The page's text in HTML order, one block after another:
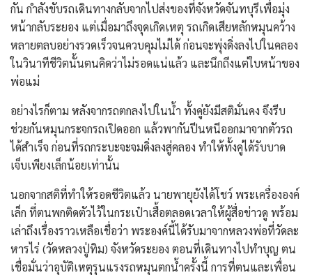
กัน กำลังขับรถเดินทางกลับจากไปส่งของที่จังหวัดจันทบุรีเพื่อมุ่ง
หน้ากลับระยอง แต่เมื่อมาถึงจุดเกิดเหตุ รถเกิดเสียหลักหมุนคว้าง
หลายตลบอย่างรวดเร็วจนควบคุมไม่ได้ ก่อนจะพุ่งดิ่งลงไปในคลอง
ในวินาทีชีวิตนั้นตนคิดว่าไม่รอดแน่แล้ว และนึกถึงแต่ใบหน้าของ
พ่อแม่
​อย่างไรก็ตาม หลังจากรถตกลงไปในน้ำ ทั้งคู่ยังมีสติมั่นคง จึงรีบ
ช่วยกันหมุนกระจกรถเปิดออก แล้วพากันปีนหนีออกมาจากตัวรถ
ได้สำเร็จ ก่อนที่รถกระบะจะจมดิ่งลงสู่คลอง ทำให้ทั้งคู่ได้รับบาด
เจ็บเพียงเล็กน้อยเท่านั้น
​นอกจากสติที่ทำให้รอดชีวิตแล้ว นายพายุยังได้โชว์ พระเครื่ององค์
เล็ก ที่ตนพกติดตัวไว้ในกระเป๋าเสื้อตลอดเวลาให้ผู้สื่อข่าวดู พร้อม
เล่าถึงเรื่องราวเหลือเชื่อว่า พระองค์นี้ได้รับมาจากหลวงพ่อที่วัดละ
หารไร่ (วัดหลวงปู่ทิม) จังหวัดระยอง ตอนที่เดินทางไปทำบุญ ตน
เชื่อมั่นว่าอุบัติเหตุรุนแรงรถหมุนตกน้ำครั้งนี้ การที่ตนและเพื่อน